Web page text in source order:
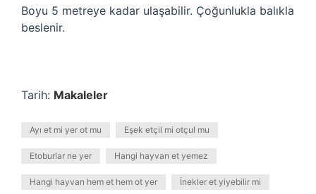
Boyu 5 metreye kadar ulaşabilir. Çoğunlukla balıkla
beslenir.
Tarih: Makaleler
Ayı et mi yer ot mu Eşek etçil mi otçul mu
Etoburlar ne yer Hangi hayvan et yemez
Hangi hayvan hem et hem ot yer İnekler et yiyebilir mi